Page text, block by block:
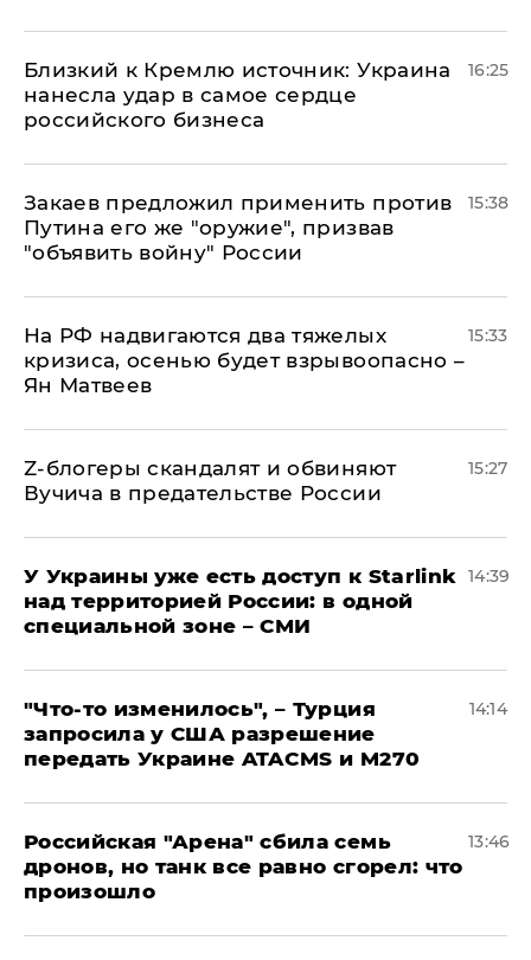
Близкий к Кремлю источник: Украина
нанесла удар в самое сердце
российского бизнеса
16:25
Закаев предложил применить против
Путина его же "оружие", призвав
"объявить войну" России
15:38
На РФ надвигаются два тяжелых
кризиса, осенью будет взрывоопасно –
Ян Матвеев
15:33
Z-блогеры скандалят и обвиняют
Вучича в предательстве России
15:27
У Украины уже есть доступ к Starlink
над территорией России: в одной
специальной зоне – СМИ
14:39
​"Что-то изменилось", – Турция
запросила у США разрешение
передать Украине ATACMS и M270
14:14
​Российская "Арена" сбила семь
дронов, но танк все равно сгорел: что
произошло
13:46